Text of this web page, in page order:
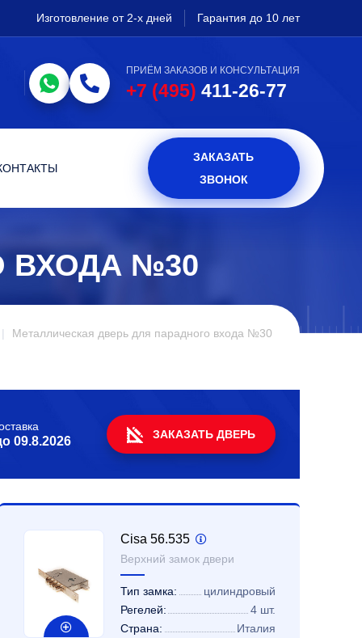
Изготовление от 2-х дней Гарантия до 10 лет
ПРИЁМ ЗАКАЗОВ И КОНСУЛЬТАЦИЯ
+7 (495) 411-26-77
ЗАКАЗАТЬ
ЗВОНОК
ВХОДА №30
Металлическая дверь для парадного входа №30
09.8.2026 ЗАКАЗАТЬ ДВЕРЬ
Cisa 56.535
Верхний замок двери
Тип замка:
цилиндровый
Регелей:
4 шт.
Страна:
Италия